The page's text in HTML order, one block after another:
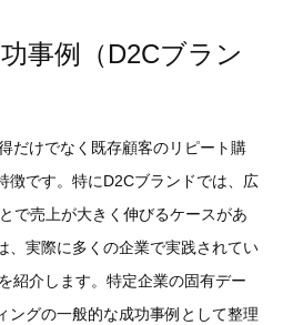
事例（D2Cブラン
だけでなく既存顧客のリピート購
徴です。特にD2Cブランドでは、広
で売上が大きく伸びるケースがあ
、実際に多くの企業で実践されてい
紹介します。特定企業の固有デー
ングの一般的な成功事例として整理